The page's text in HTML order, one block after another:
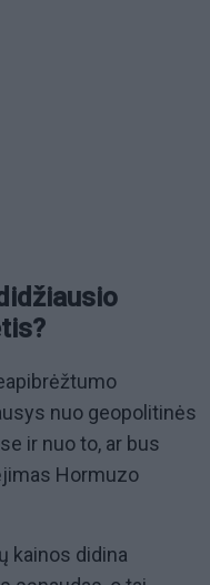
nuo geopolitinės
ir nuo to, ar bus
Hormuzo
kainos didina